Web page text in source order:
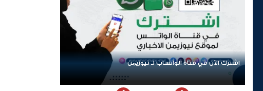
اشترك الآن في قناة الواتساب لـ نيوزيمن